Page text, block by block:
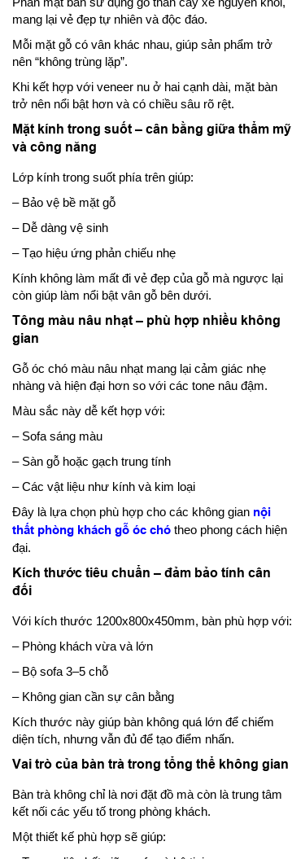
mang lại vẻ đẹp tự nhiên và độc đáo.
Mỗi mặt gỗ có vân khác nhau, giúp sản phẩm trở
nên “không trùng lặp”.
Khi kết hợp với veneer nu ở hai cạnh dài, mặt bàn
trở nên nổi bật hơn và có chiều sâu rõ rệt.
Mặt kính trong suốt – cân bằng giữa thẩm mỹ
và công năng
Lớp kính trong suốt phía trên giúp:
– Bảo vệ bề mặt gỗ
– Dễ dàng vệ sinh
– Tạo hiệu ứng phản chiếu nhẹ
Kính không làm mất đi vẻ đẹp của gỗ mà ngược lại
còn giúp làm nổi bật vân gỗ bên dưới.
Tông màu nâu nhạt – phù hợp nhiều không
gian
Gỗ óc chó màu nâu nhạt mang lại cảm giác nhẹ
nhàng và hiện đại hơn so với các tone nâu đậm.
Màu sắc này dễ kết hợp với:
– Sofa sáng màu
– Sàn gỗ hoặc gạch trung tính
– Các vật liệu như kính và kim loại
Đây là lựa chọn phù hợp cho các không gian nội
thất phòng khách gỗ óc chó theo phong cách hiện
đại.
Kích thước tiêu chuẩn – đảm bảo tính cân
đối
Với kích thước 1200x800x450mm, bàn phù hợp với:
– Phòng khách vừa và lớn
– Bộ sofa 3–5 chỗ
– Không gian cần sự cân bằng
Kích thước này giúp bàn không quá lớn để chiếm
diện tích, nhưng vẫn đủ để tạo điểm nhấn.
Vai trò của bàn trà trong tổng thể không gian
Bàn trà không chỉ là nơi đặt đồ mà còn là trung tâm
kết nối các yếu tố trong phòng khách.
Một thiết kế phù hợp sẽ giúp: